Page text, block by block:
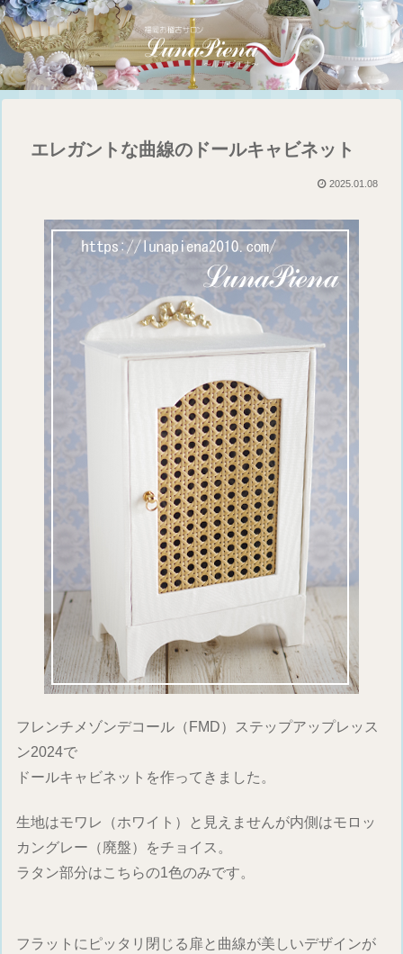
エレガントな曲線のドールキャビネット
2025.01.08
フレンチメゾンデコール（FMD）ステップアップレッス
ン2024で
ドールキャビネットを作ってきました。
生地はモワレ（ホワイト）と見えませんが内側はモロッ
カングレー（廃盤）をチョイス。
ラタン部分はこちらの1色のみです。
フラットにピッタリ閉じる扉と曲線が美しいデザインが